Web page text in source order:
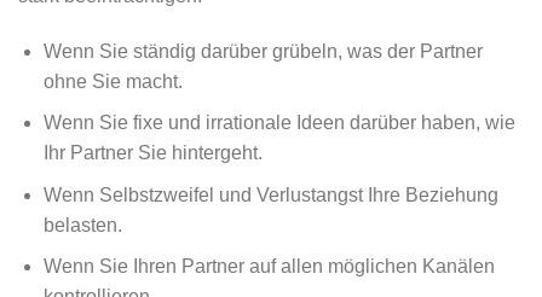
Wenn Sie ständig darüber grübeln, was der Partner
ohne Sie macht.
Wenn Sie fixe und irrationale Ideen darüber haben, wie
Ihr Partner Sie hintergeht.
Wenn Selbstzweifel und Verlustangst Ihre Beziehung
belasten.
Wenn Sie Ihren Partner auf allen möglichen Kanälen